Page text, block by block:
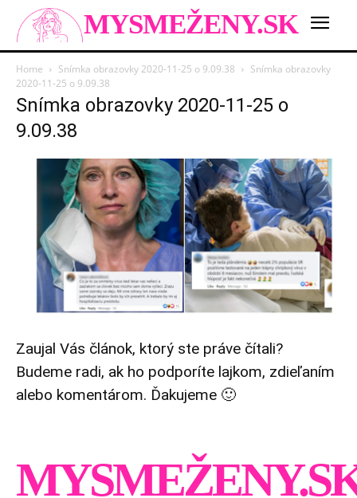
MYSMEŽENY.SK
Home Snímka obrazovky 2020-11-25 o 9.09.38
Snímka obrazovky
2020-11-25 o 9.09.38
Snímka obrazovky 2020-11-25 o
9.09.38
Zaujal Vás článok, ktorý ste práve čítali?
Budeme radi, ak ho podporíte lajkom, zdieľaním
alebo komentárom. Ďakujeme 🙂